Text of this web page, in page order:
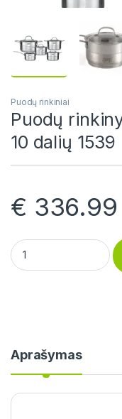
Puodų rinkiniai
Puodų
10 dalių 1539
€ 336.99
Puodų rinkinys
Aprašymas